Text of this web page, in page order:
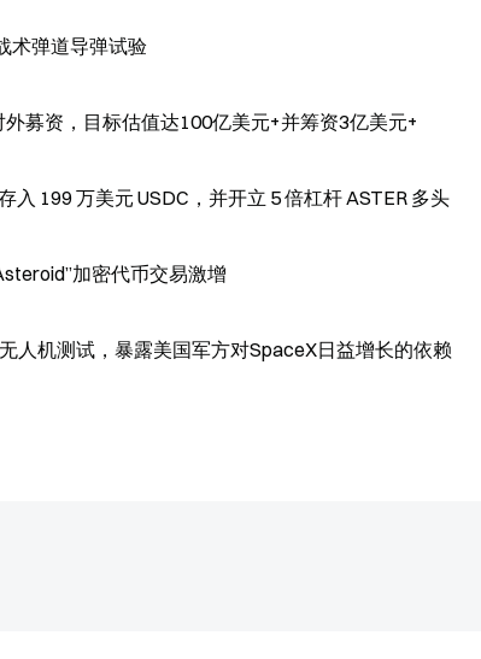
术弹道导弹试验
募资，目标估值达100亿美元+并筹资3亿美元+
入 199 万美元 USDC，并开立 5 倍杠杆 ASTER 多头
加密代币交易激增
人机测试，暴露美国军方对SpaceX日益增长的依赖